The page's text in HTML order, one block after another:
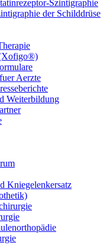
Szintigraphie
der Schilddrüse
Aerzte
Weiterbildung
Kniegelenkersatz